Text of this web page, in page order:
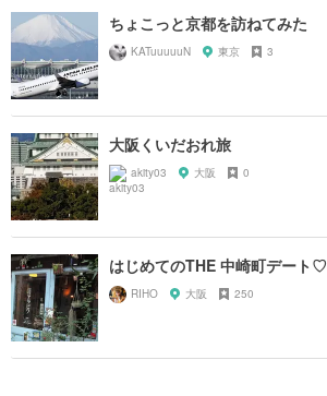
ちょこっと京都を訪ねてみた
KATuuuuuN 東京 3
大阪くいだおれ旅
akity03 大阪 0
はじめてのTHE 中崎町デート♡
RIHO 大阪 250